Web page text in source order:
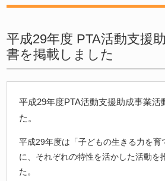
平成29年度 PTA活動支援
書を掲載しました
平成29年度PTA活動支援助成事業活
た。
平成29年度は「子どもの生きる力を育
に、それぞれの特性を活かした活動を
た。